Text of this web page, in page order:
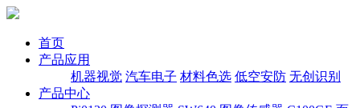
首页
产品应用
机器视觉 汽车电子 材料色选 低空安防 无创识别
产品中心